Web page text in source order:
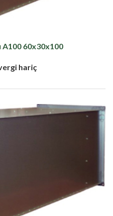
60x30x100
hariç